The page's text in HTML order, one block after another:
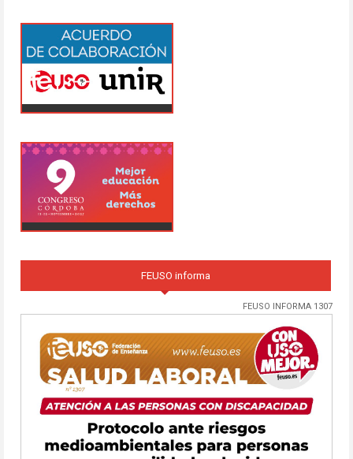
FEUSO informa
FEUSO INFORMA 1307